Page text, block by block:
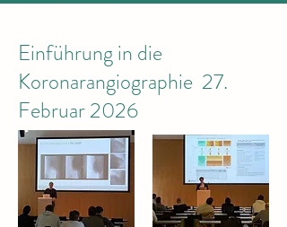
Einführung in die
Koronarangiographie 27.
Februar 2026